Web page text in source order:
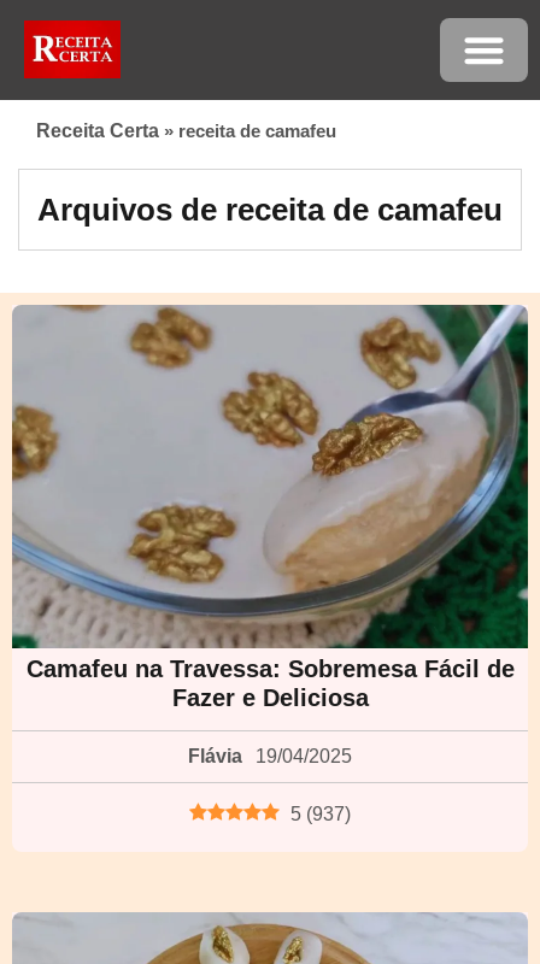
Receita Certa » receita de camafeu
Arquivos de receita de camafeu
Camafeu na Travessa: Sobremesa Fácil de
Fazer e Deliciosa
Flávia 19/04/2025
5 (937)